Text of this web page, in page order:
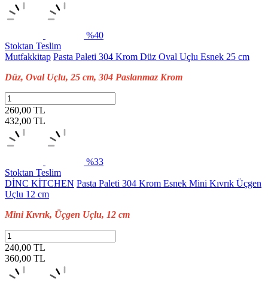
%40
Stoktan Teslim
Mutfakkitap Pasta Paleti 304 Krom Düz Oval Uçlu Esnek 25 cm
Düz, Oval Uçlu, 25 cm, 304 Paslanmaz Krom
260,00 TL
432,00 TL
%33
Stoktan Teslim
DİNC KİTCHEN Pasta Paleti 304 Krom Esnek Mini Kıvrık Üçgen
Uçlu 12 cm
Mini Kıvrık, Üçgen Uçlu, 12 cm
240,00 TL
360,00 TL